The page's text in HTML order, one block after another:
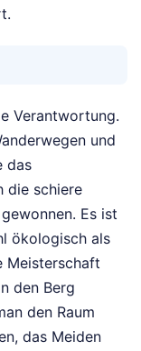
Verantwortung.
und
das
die schiere
Es ist
ökologisch als
Meisterschaft
den Berg
den Raum
das Meiden